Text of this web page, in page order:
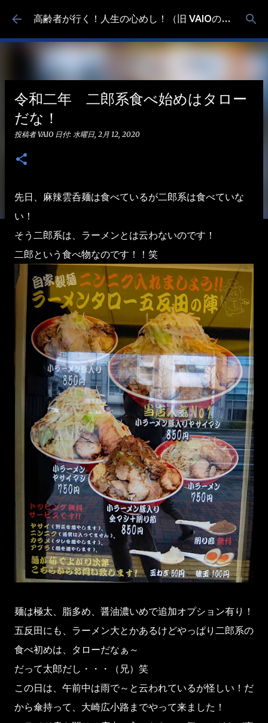
スキップしてメイン コンテンツに移動 高齢者が行く！人生の心めし！（旧 VAIOの食べ歩き）
令和二年 二郎系食べ始めはタロー
だな！
投稿者VAIO 日付: 水曜日, 2月 12, 2020
先日、麻辣雲呑麺は食べているが二郎系は食べていな
い！
そう二郎系は、ラーメンとは云わないのです！
二郎という食べ物なのです！！笑
麺は極太、脂多め、醤油濃いめで追加オプション有り！
五反田にも、ラーメン大とかあるけどやっぱり二郎系の
食べ初めは、タローだなぁ～
だって太郎だし・・・（兄）笑
この日は、午前中は雨で～と云われているが怪しい！だ
から傘持って、大崎広小路までやって来ました！